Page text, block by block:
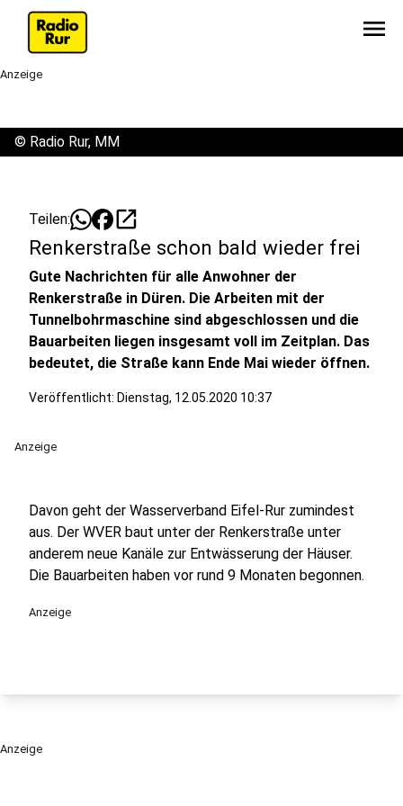
menu
Anzeige
© Radio Rur, MM
Teilen: open_in_new
Renkerstraße schon bald wieder frei
Gute Nachrichten für alle Anwohner der
Renkerstraße in Düren. Die Arbeiten mit der
Tunnelbohrmaschine sind abgeschlossen und die
Bauarbeiten liegen insgesamt voll im Zeitplan. Das
bedeutet, die Straße kann Ende Mai wieder öffnen.
Veröffentlicht: Dienstag, 12.05.2020 10:37
Anzeige
Davon geht der Wasserverband Eifel-Rur zumindest
aus. Der WVER baut unter der Renkerstraße unter
anderem neue Kanäle zur Entwässerung der Häuser.
Die Bauarbeiten haben vor rund 9 Monaten begonnen.
Anzeige
Anzeige